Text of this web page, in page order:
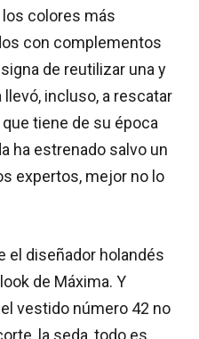
colores más
con complementos
de reutilizar una y
incluso, a rescatar
tiene de su época
ha estrenado salvo un
expertos, mejor no lo
el diseñador holandés
de Máxima. Y
vestido número 42 no
la seda, todo es